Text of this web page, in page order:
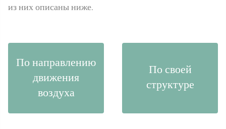
из них описаны ниже.
По направлению
движения
воздуха
По своей
структуре